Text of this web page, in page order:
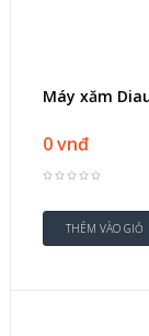
Máy xăm
0 vnđ